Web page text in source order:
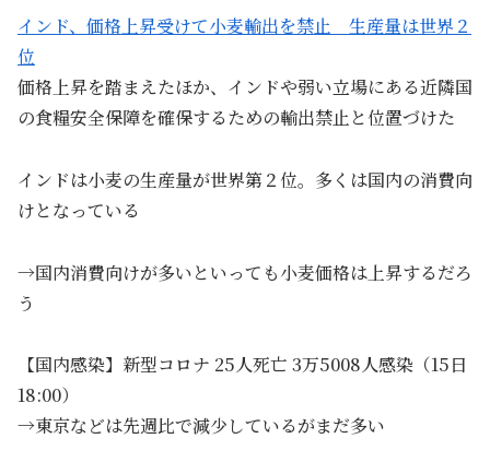
インド、価格上昇受けて小麦輸出を禁止 生産量は世界２
位
価格上昇を踏まえたほか、インドや弱い立場にある近隣国
の食糧安全保障を確保するための輸出禁止と位置づけた
インドは小麦の生産量が世界第２位。多くは国内の消費向
けとなっている
→国内消費向けが多いといっても小麦価格は上昇するだろ
う
【国内感染】新型コロナ 25人死亡 3万5008人感染（15日
18:00）
→東京などは先週比で減少しているがまだ多い